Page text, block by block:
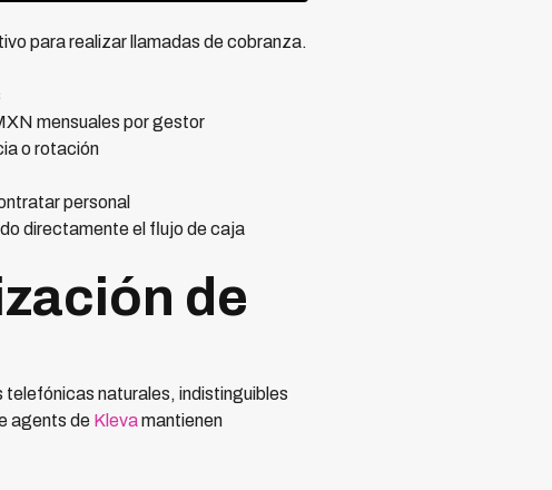
para realizar llamadas de cobranza.
mensuales por gestor
o rotación
personal
directamente el flujo de caja
de
naturales, indistinguibles
agents de Klevamantienen